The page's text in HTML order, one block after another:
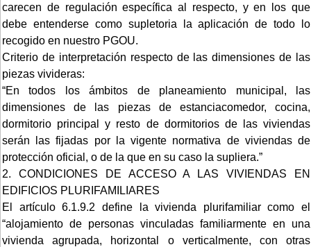
carecen de regulación específica al respecto, y en los que
debe entenderse como supletoria la aplicación de todo lo
recogido en nuestro PGOU.
Criterio de interpretación respecto de las dimensiones de las
piezas vivideras:
“En todos los ámbitos de planeamiento municipal, las
dimensiones de las piezas de estanciacomedor, cocina,
dormitorio principal y resto de dormitorios de las viviendas
serán las fijadas por la vigente normativa de viviendas de
protección oficial, o de la que en su caso la supliera.”
2. CONDICIONES DE ACCESO A LAS VIVIENDAS EN
EDIFICIOS PLURIFAMILIARES
El artículo 6.1.9.2 define la vivienda plurifamiliar como el
“alojamiento de personas vinculadas familiarmente en una
vivienda agrupada, horizontal o verticalmente, con otras